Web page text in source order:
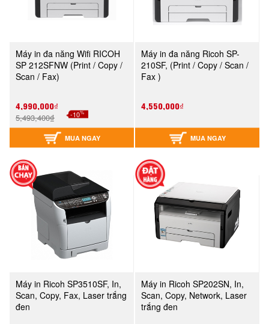
Máy in đa năng Wifi RICOH
SP 212SFNW (Print / Copy /
Scan / Fax)
4,990,000₫
5,493,400₫ -10%
MUA NGAY
Máy in đa năng Ricoh SP-
210SF, (Print / Copy / Scan /
Fax )
4,550,000₫
MUA NGAY
Máy in Ricoh SP3510SF, In,
Scan, Copy, Fax, Laser trắng
đen
Máy in Ricoh SP202SN, In,
Scan, Copy, Network, Laser
trắng đen